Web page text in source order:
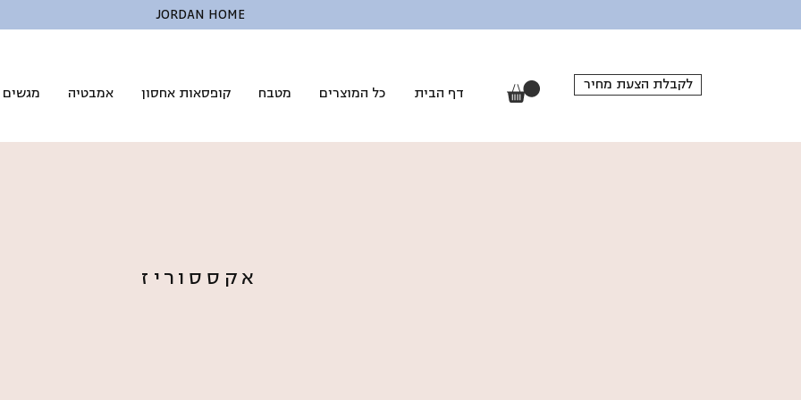
JORDAN HOME
דף הבית כל המוצרים מטבח קופסאות אחסון אמבטיה מגשים לקבלת הצעת מחיר
אקססוריז